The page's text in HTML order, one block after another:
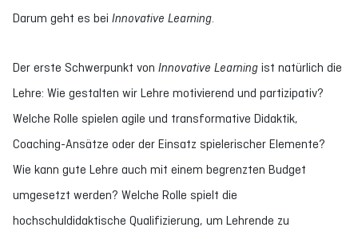
Darum geht es bei Innovative Learning
Der erste Schwerpunkt von Innovative Learning ist natürlich die
Lehre: Wie gestalten wir Lehre motivierend und partizipativ?
Welche Rolle spielen agile und transformative Didaktik,
Coaching-Ansätze oder der Einsatz spielerischer Elemente?
Wie kann gute Lehre auch mit einem begrenzten Budget
umgesetzt werden? Welche Rolle spielt die
hochschuldidaktische Qualifizierung, um Lehrende zu